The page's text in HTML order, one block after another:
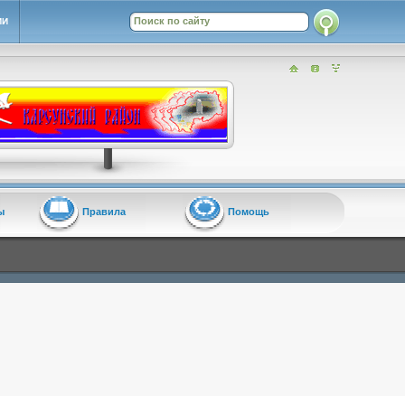
Правила Помощь